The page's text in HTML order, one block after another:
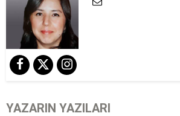
YAZARIN YAZILARI